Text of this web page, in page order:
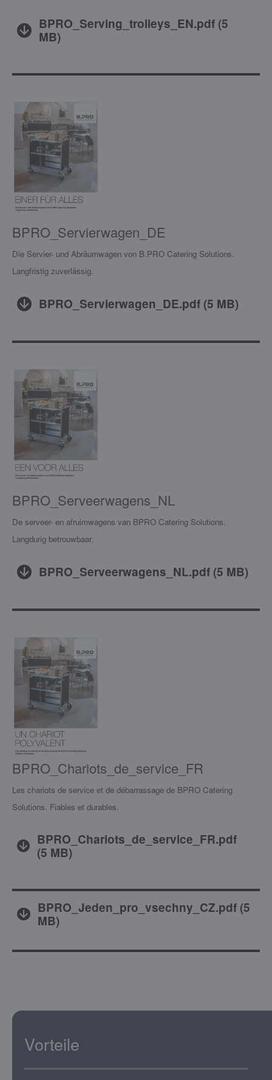
BPRO_Serving_trolleys_EN.pdf(5
MB)
BPRO_Servierwagen_DE
Die Servier- und Abräumwagen von B.PRO Catering Solutions.
Langfristig zuverlässig.
BPRO_Servierwagen_DE.pdf (5 MB)
BPRO_Serveerwagens_NL
De serveer- en afruimwagens van BPRO Catering Solutions.
Langdurig betrouwbaar.
BPRO_Serveerwagens_NL.pdf (5 MB)
BPRO_Chariots_de_service_FR
Les chariots de service et de débarrassage de BPRO Catering
Solutions. Fiables et durables.
BPRO_Chariots_de_service_FR.pdf
(5 MB)
BPRO_Jeden_pro_vsechny_CZ.pdf(5
MB)
Vorteile